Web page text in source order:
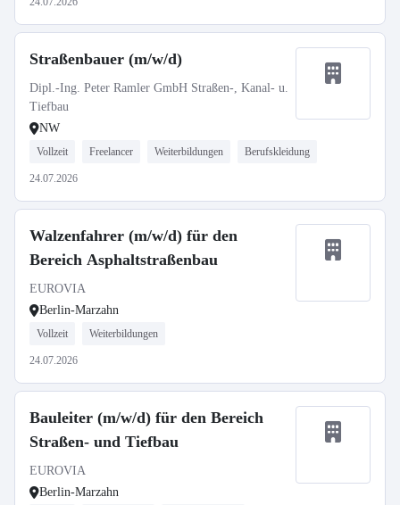
Straßenbauer (m/w/d)
Dipl.-Ing. Peter Ramler GmbH Straßen-, Kanal- u.
Tiefbau
NW
Vollzeit Freelancer Weiterbildungen Berufskleidung
24.07.2026
Walzenfahrer (m/w/d) für den
Bereich Asphaltstraßenbau
EUROVIA
Berlin-Marzahn
Vollzeit Weiterbildungen
24.07.2026
Bauleiter (m/w/d) für den Bereich
Straßen- und Tiefbau
EUROVIA
Berlin-Marzahn